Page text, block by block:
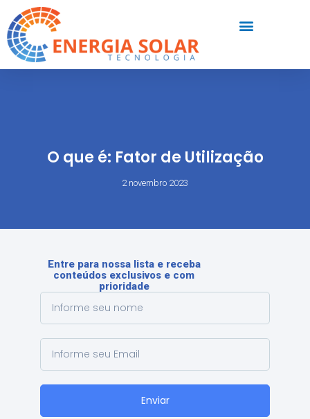
O que é: Fator de Utilização
2 novembro 2023
Enviar
Entre para nossa lista e receba
conteúdos exclusivos e com
prioridade